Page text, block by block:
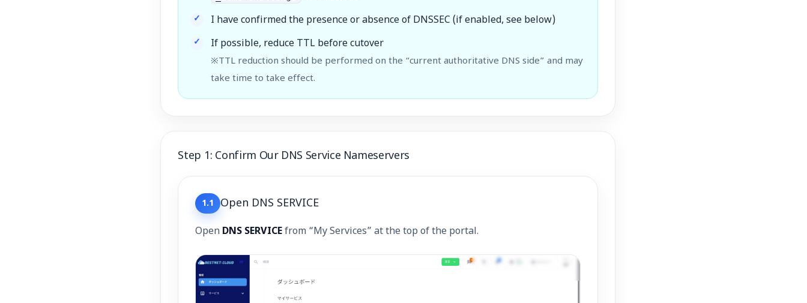
I have confirmed the presence or absence of DNSSEC (if enabled, see below)
If possible, reduce TTL before cutover
※TTL reduction should be performed on the “current authoritative DNS side” and may
take time to take effect.
Step 1: Confirm Our DNS Service Nameservers
1.1 Open DNS SERVICE
Open DNS SERVICEfrom “My Services” at the top of the portal.